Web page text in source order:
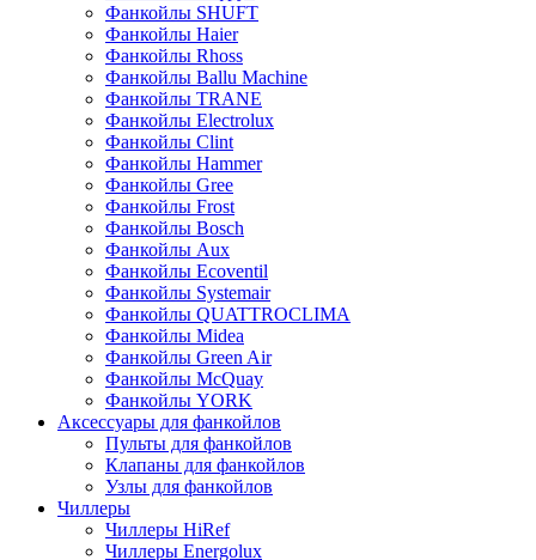
Фанкойлы SHUFT
Фанкойлы Haier
Фанкойлы Rhoss
Фанкойлы Ballu Machine
Фанкойлы TRANE
Фанкойлы Electrolux
Фанкойлы Clint
Фанкойлы Hammer
Фанкойлы Gree
Фанкойлы Frost
Фанкойлы Bosch
Фанкойлы Aux
Фанкойлы Ecoventil
Фанкойлы Systemair
Фанкойлы QUATTROCLIMA
Фанкойлы Midea
Фанкойлы Green Air
Фанкойлы McQuay
Фанкойлы YORK
Аксессуары для фанкойлов
Пульты для фанкойлов
Клапаны для фанкойлов
Узлы для фанкойлов
Чиллеры
Чиллеры HiRef
Чиллеры Energolux